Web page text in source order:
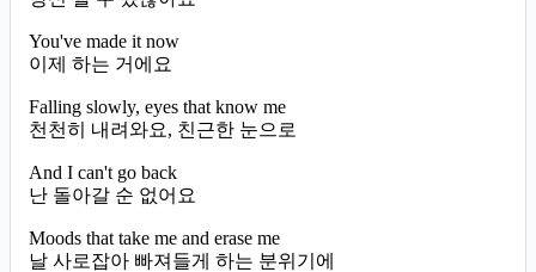
You've made it now
이제 하는 거에요
Falling slowly, eyes that know me
천천히 내려와요, 친근한 눈으로
And I can't go back
난 돌아갈 순 없어요
Moods that take me and erase me
날 사로잡아 빠져들게 하는 분위기에